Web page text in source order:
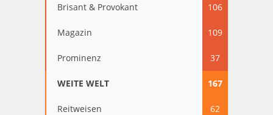
Brisant & Provokant 106
Magazin 109
Prominenz 37
WEITE WELT 167
Reitweisen 62